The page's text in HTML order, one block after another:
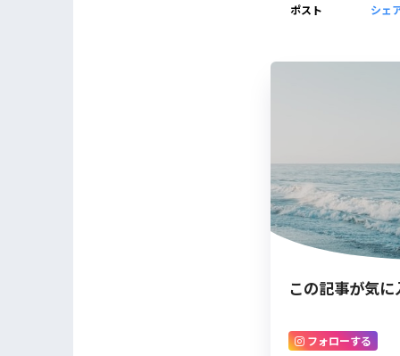
ポスト シェ
この記事が気
フォローする